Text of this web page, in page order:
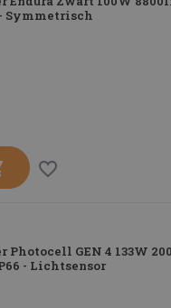
Symmetrisch
Photocell GEN 4 133W
- Lichtsensor